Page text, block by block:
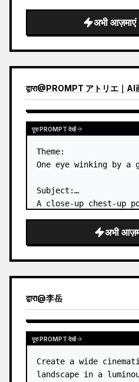
अभी आज़माएं
द्वारा@PROMPT アトリエ｜AI
पूरा PROMPT देखें
Theme:
One eye winking by a
Subject:
A close-up chest-up
leaning her
smiling with one eye
अभी
द्वारा@李岳
पूरा PROMPT देखें
Create a wide
landscape in a